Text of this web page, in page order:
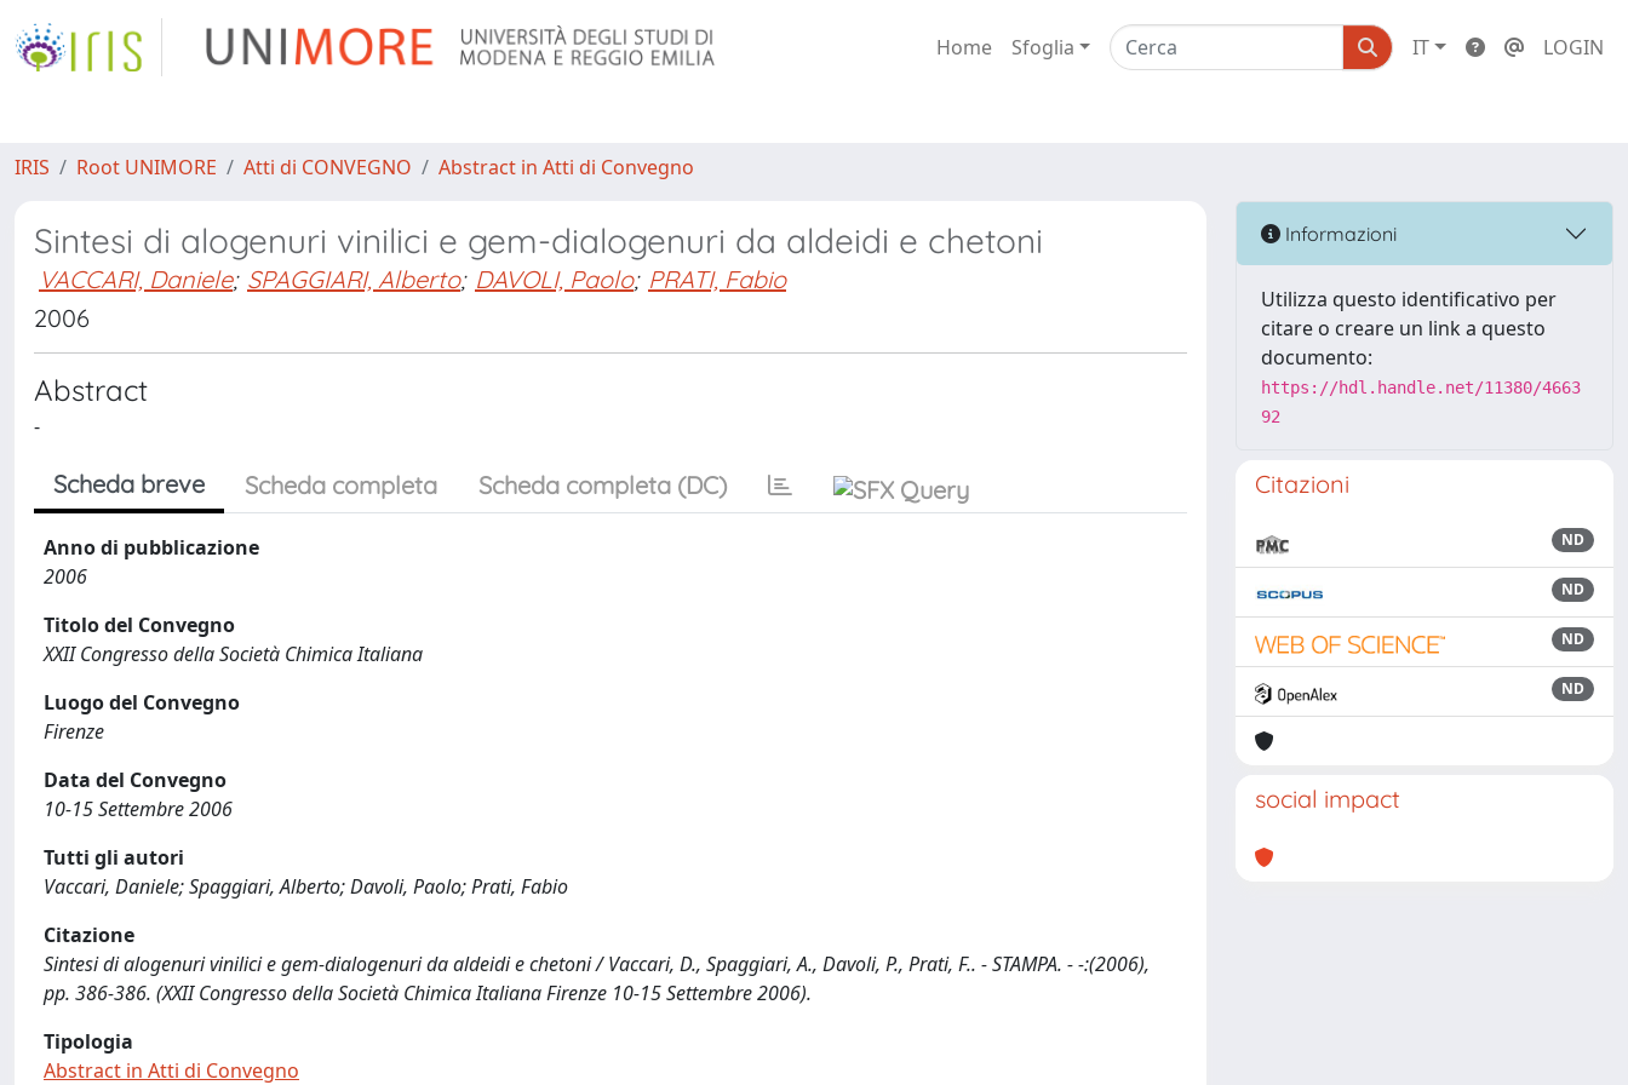
Home Sfoglia IT LOGIN
IRIS Root UNIMORE Atti di CONVEGNO Abstract in Atti di Convegno
Sintesi di alogenuri vinilici e gem-dialogenuri da aldeidi e chetoni
VACCARI, Daniele; SPAGGIARI, Alberto; DAVOLI, Paolo; PRATI, Fabio
2006
Abstract
-
Scheda breve Scheda completa Scheda completa (DC)
Anno di pubblicazione
2006
Titolo del Convegno
XXII Congresso della Società Chimica Italiana
Luogo del Convegno
Firenze
Data del Convegno
10-15 Settembre 2006
Tutti gli autori
Vaccari, Daniele; Spaggiari, Alberto; Davoli, Paolo; Prati, Fabio
Citazione
Sintesi di alogenuri vinilici e gem-dialogenuri da aldeidi e chetoni / Vaccari, D., Spaggiari, A., Davoli, P., Prati, F.. - STAMPA. - -:(2006),
pp. 386-386. (XXII Congresso della Società Chimica Italiana Firenze 10-15 Settembre 2006).
Tipologia
Abstract in Atti di Convegno
Informazioni
Utilizza questo identificativo per
citare o creare un link a questo
documento:
https://hdl.handle.net/11380/4663
92
Citazioni
ND
ND
ND
ND
social impact